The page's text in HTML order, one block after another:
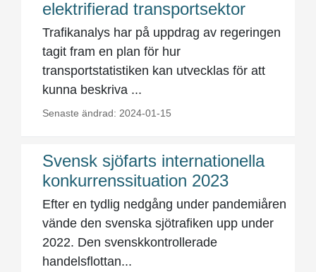
elektrifierad transportsektor
Trafikanalys har på uppdrag av regeringen
tagit fram en plan för hur
transportstatistiken kan utvecklas för att
kunna beskriva ...
Senaste ändrad: 2024-01-15
Svensk sjöfarts internationella
konkurrenssituation 2023
Efter en tydlig nedgång under pandemiåren
vände den svenska sjötrafiken upp under
2022. Den svenskkontrollerade
handelsflottan...